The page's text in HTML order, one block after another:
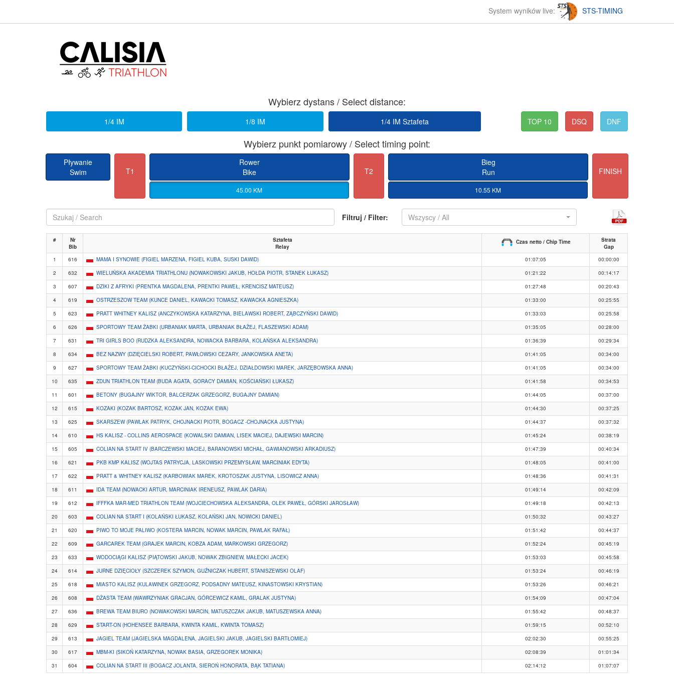
System wyników live: STS-TIMING
Wybierz dystans / Select distance:
1/4 IM 1/8 IM 1/4 IM Sztafeta TOP 10 DSQ DNF
Wybierz punkt pomiarowy / Select timing point:
Pływanie
Swim
T1
Rower
Bike
45.00 KM
T2
Bieg
Run
10.55 KM
FINISH
Filtruj / Filter: Wszyscy / All
#
Nr
Bib
Sztafeta
Relay
Czas netto / Chip Time
Strata
Gap
1
616 MAMA I SYNOWIE (FIGIEL MARZENA, FIGIEL KUBA, SUSKI DAWID) 01:07:05
00:00:00
2
632 WIELUŃSKA AKADEMIA TRIATHLONU (NOWAKOWSKI JAKUB, HOŁDA PIOTR, STANEK ŁUKASZ) 01:21:22
00:14:17
3
607 DZIKI Z AFRYKI (PRENTKA MAGDALENA, PRENTKI PAWEŁ, KRENCISZ MATEUSZ) 01:27:48
00:20:43
4
619 OSTRZESZOW TEAM (KUNCE DANIEL, KAWACKI TOMASZ, KAWACKA AGNIESZKA) 01:33:00
00:25:55
5
623 PRATT WHITNEY KALISZ (ANCZYKOWSKA KATARZYNA, BIELAWSKI ROBERT, ZĄBCZYŃSKI DAWID) 01:33:03
00:25:58
6
626 SPORTOWY TEAM ŻABKI (URBANIAK MARTA, URBANIAK BŁAŻEJ, FLASZEWSKI ADAM) 01:35:05
00:28:00
7
631 TRI GIRLS BOO (RUDZKA ALEKSANDRA, NOWACKA BARBARA, KOLAŃSKA ALEKSANDRA) 01:36:39
00:29:34
8
634 BEZ NAZWY (DZIĘCIELSKI ROBERT, PAWŁOWSKI CEZARY, JANKOWSKA ANETA) 01:41:05
00:34:00
9
627 SPORTOWY TEAM ŻABKI (KUCZYŃSKI-CICHOCKI BŁAŻEJ, DZIAŁDOWSKI MAREK, JARZĘBOWSKA ANNA) 01:41:05
00:34:00
10
635 ZDUN TRIATHLON TEAM (BUDA AGATA, GORACY DAMIAN, KOŚCIAŃSKI ŁUKASZ) 01:41:58
00:34:53
11
601 BETONY (BUGAJNY WIKTOR, BALCERZAK GRZEGORZ, BUGAJNY DAMIAN) 01:44:05
00:37:00
12
615 KOZAKI (KOZAK BARTOSZ, KOZAK JAN, KOZAK EWA) 01:44:30
00:37:25
13
625 SKARSZEW (PAWLAK PATRYK, CHOJNACKI PIOTR, BOGACZ -CHOJNACKA JUSTYNA) 01:44:37
00:37:32
14
610 HS KALISZ - COLLINS AEROSPACE (KOWALSKI DAMIAN, LISEK MACIEJ, DAJEWSKI MARCIN) 01:45:24
00:38:19
15
605 COLIAN NA START IV (BARCZEWSKI MACIEJ, BARANOWSKI MICHAŁ, GAWIANOWSKI ARKADIUSZ) 01:47:39
00:40:34
16
621 PKB KMP KALISZ (WOJTAS PATRYCJA, LASKOWSKI PRZEMYSŁAW, MARCINIAK EDYTA) 01:48:05
00:41:00
17
622 PRATT & WHITNEY KALISZ (KARBOWIAK MAREK, KROTOSZAK JUSTYNA, LISOWICZ ANNA) 01:48:36
00:41:31
18
611 IDA TEAM (NOWACKI ARTUR, MARCINIAK IRENEUSZ, PAWLAK DARIA) 01:49:14
00:42:09
19
612 IFFFKA MAR-MED TRIATHLON TEAM (WOJCIECHOWSKA ALEKSANDRA, OLEK PAWEŁ, GÓRSKI JAROSŁAW) 01:49:18
00:42:13
20
603 COLIAN NA START I (KOLAŃSKI ŁUKASZ, KOLAŃSKI JAN, NOWICKI DANIEL) 01:50:32
00:43:27
21
620 PIWO TO MOJE PALIWO (KOSTERA MARCIN, NOWAK MARCIN, PAWLAK RAFAŁ) 01:51:42
00:44:37
22
609 GARCAREK TEAM (GRAJEK MARCIN, KOBZA ADAM, MARKOWSKI GRZEGORZ) 01:52:24
00:45:19
23
633 WODOCIĄGI KALISZ (PIĄTOWSKI JAKUB, NOWAK ZBIGNIEW, MAŁECKI JACEK) 01:53:03
00:45:58
24
614 JURNE DZIĘCIOŁY (SZCZEREK SZYMON, GUŹNICZAK HUBERT, STANISZEWSKI OLAF) 01:53:24
00:46:19
25
618 MIASTO KALISZ (KULAWINEK GRZEGORZ, PODSADNY MATEUSZ, KINASTOWSKI KRYSTIAN) 01:53:26
00:46:21
26
608 DŻASTA TEAM (WAWRZYNIAK GRACJAN, GÓRCEWICZ KAMIL, GRALAK JUSTYNA) 01:54:09
00:47:04
27
636 BREWA TEAM BIURO (NOWAKOWSKI MARCIN, MATUSZCZAK JAKUB, MATUSZEWSKA ANNA) 01:55:42
00:48:37
28
629 START-ON (HOHENSEE BARBARA, KWINTA KAMIL, KWINTA TOMASZ) 01:59:15
00:52:10
29
613 JAGIEL TEAM (JAGIELSKA MAGDALENA, JAGIELSKI JAKUB, JAGIELSKI BARTŁOMIEJ) 02:02:30
00:55:25
30
617 MBM-KI (SIKOŃ KATARZYNA, NOWAK BASIA, GRZEGOREK MONIKA) 02:08:39
01:01:34
31
604 COLIAN NA START III (BOGACZ JOLANTA, SIEROŃ HONORATA, BĄK TATIANA) 02:14:12 01:07:07